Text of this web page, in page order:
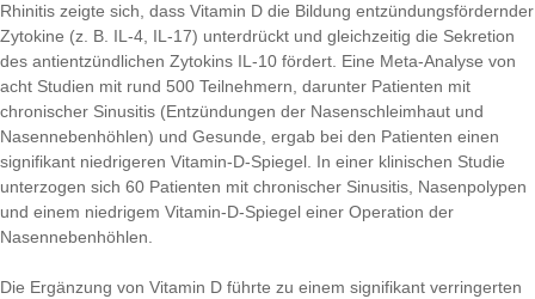
Rhinitis zeigte sich, dass Vitamin D die Bildung entzündungsfördernder
Zytokine (z. B. IL-4, IL-17) unterdrückt und gleichzeitig die Sekretion
des antientzündlichen Zytokins IL-10 fördert. Eine Meta-Analyse von
acht Studien mit rund 500 Teilnehmern, darunter Patienten mit
chronischer Sinusitis (Entzündungen der Nasenschleimhaut und
Nasennebenhöhlen) und Gesunde, ergab bei den Patienten einen
signifikant niedrigeren Vitamin-D-Spiegel. In einer klinischen Studie
unterzogen sich 60 Patienten mit chronischer Sinusitis, Nasenpolypen
und einem niedrigem Vitamin-D-Spiegel einer Operation der
Nasennebenhöhlen.
Die Ergänzung von Vitamin D führte zu einem signifikant verringerten